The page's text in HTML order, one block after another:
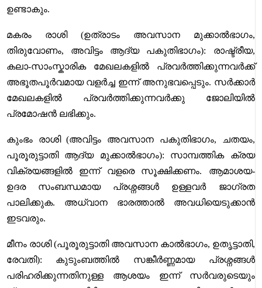
ഉണ്ടാകും.
മകരം രാശി (ഉത്രാടം അവസാന മുക്കാൽഭാഗം,
തിരുവോണം, അവിട്ടം ആദ്യ പകുതിഭാഗം): രാഷ്ട്രീയ,
കലാ-സാംസ്കാരിക മേഖലകളിൽ പ്രവർത്തിക്കുന്നവർക്ക്
അഭൂതപൂർവമായ വളർച്ച ഇന്ന് അനുഭവപ്പെടും. സർക്കാർ
മേഖലകളിൽ പ്രവർത്തിക്കുന്നവർക്കു ജോലിയിൽ
പ്രമോഷൻ ലഭിക്കും.
കുംഭം രാശി (അവിട്ടം അവസാന പകുതിഭാഗം, ചതയം,
പൂരൂരുട്ടാതി ആദ്യ മുക്കാൽഭാഗം): സാമ്പത്തിക ക്രയ
വിക്രയങ്ങളിൽ ഇന്ന് വളരെ സൂക്ഷിക്കണം. ആമാശയ-
ഉദര സംബന്ധമായ പ്രശ്നങ്ങൾ ഉള്ളവർ ജാഗ്രത
പാലിക്കുക. അധ്വാന ഭാരത്താൽ അവധിയെടുക്കാൻ
ഇടവരും.
മീനം രാശി (പൂരൂരുട്ടാതി അവസാന കാൽഭാഗം, ഉതൃട്ടാതി,
രേവതി): കുടുംബത്തിൽ സങ്കീർണ്ണമായ പ്രശ്നങ്ങൾ
പരിഹരിക്കുന്നതിനുള്ള ആശയം ഇന്ന് സർവരുടെയും